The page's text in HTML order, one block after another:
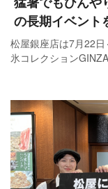
の長期イベント
松屋銀座店は7月22
氷コレクション